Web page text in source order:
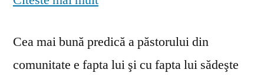
Cea mai bună predică a păstorului din
comunitate e fapta lui şi cu fapta lui sădeşte